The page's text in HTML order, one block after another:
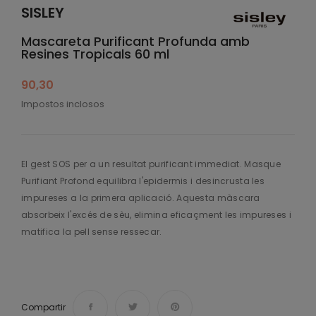
SISLEY
Mascareta Purificant Profunda amb
Resines Tropicals 60 ml
90,30
Impostos inclosos
El gest SOS per a un resultat purificant immediat. Masque
Purifiant Profond equilibra l'epidermis i desincrusta les
impureses a la primera aplicació. Aquesta màscara
absorbeix l'excés de sèu, elimina eficaçment les impureses i
matifica la pell sense ressecar.
Compartir